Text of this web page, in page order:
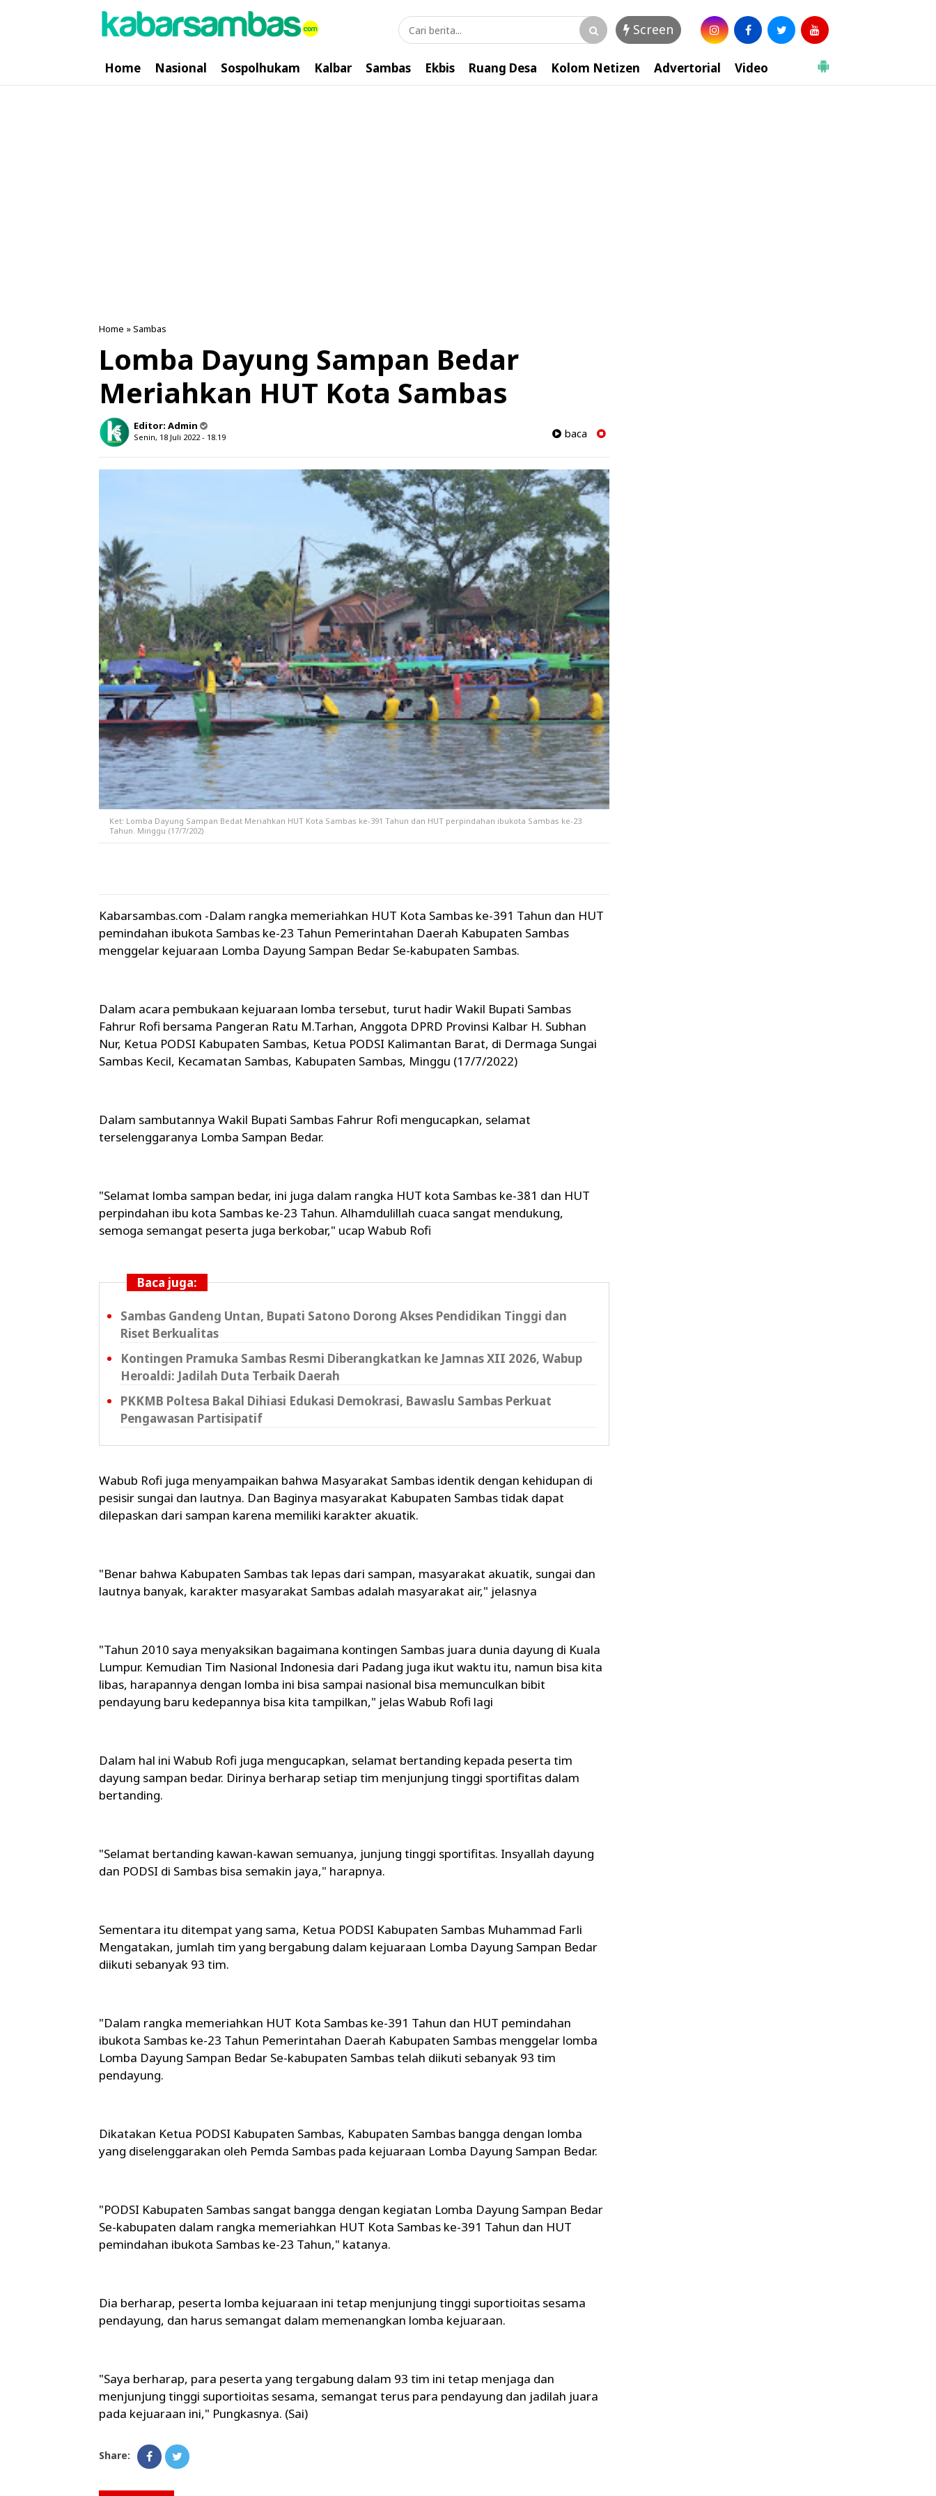
Screen
Home Nasional Sospolhukam Kalbar Sambas Ekbis Ruang Desa Kolom Netizen Advertorial Video
Home »Sambas
Lomba Dayung Sampan Bedar
Meriahkan HUT Kota Sambas
Editor: Admin
Senin, 18 Juli 2022 - 18.19 baca
Ket: Lomba Dayung Sampan Bedat Meriahkan HUT Kota Sambas ke-391 Tahun dan HUT perpindahan ibukota Sambas ke-23
Tahun. Minggu (17/7/202)
Kabarsambas.com -Dalam rangka memeriahkan HUT Kota Sambas ke-391 Tahun dan HUT
pemindahan ibukota Sambas ke-23 Tahun Pemerintahan Daerah Kabupaten Sambas
menggelar kejuaraan Lomba Dayung Sampan Bedar Se-kabupaten Sambas.
Dalam acara pembukaan kejuaraan lomba tersebut, turut hadir Wakil Bupati Sambas
Fahrur Rofi bersama Pangeran Ratu M.Tarhan, Anggota DPRD Provinsi Kalbar H. Subhan
Nur, Ketua PODSI Kabupaten Sambas, Ketua PODSI Kalimantan Barat, di Dermaga Sungai
Sambas Kecil, Kecamatan Sambas, Kabupaten Sambas, Minggu (17/7/2022)
Dalam sambutannya Wakil Bupati Sambas Fahrur Rofi mengucapkan, selamat
terselenggaranya Lomba Sampan Bedar.
"Selamat lomba sampan bedar, ini juga dalam rangka HUT kota Sambas ke-381 dan HUT
perpindahan ibu kota Sambas ke-23 Tahun. Alhamdulillah cuaca sangat mendukung,
semoga semangat peserta juga berkobar," ucap Wabub Rofi
Baca juga:
Sambas Gandeng Untan, Bupati Satono Dorong Akses Pendidikan Tinggi dan
Riset Berkualitas
Kontingen Pramuka Sambas Resmi Diberangkatkan ke Jamnas XII 2026, Wabup
Heroaldi: Jadilah Duta Terbaik Daerah
PKKMB Poltesa Bakal Dihiasi Edukasi Demokrasi, Bawaslu Sambas Perkuat
Pengawasan Partisipatif
Wabub Rofi juga menyampaikan bahwa Masyarakat Sambas identik dengan kehidupan di
pesisir sungai dan lautnya. Dan Baginya masyarakat Kabupaten Sambas tidak dapat
dilepaskan dari sampan karena memiliki karakter akuatik.
"Benar bahwa Kabupaten Sambas tak lepas dari sampan, masyarakat akuatik, sungai dan
lautnya banyak, karakter masyarakat Sambas adalah masyarakat air," jelasnya
"Tahun 2010 saya menyaksikan bagaimana kontingen Sambas juara dunia dayung di Kuala
Lumpur. Kemudian Tim Nasional Indonesia dari Padang juga ikut waktu itu, namun bisa kita
libas, harapannya dengan lomba ini bisa sampai nasional bisa memunculkan bibit
pendayung baru kedepannya bisa kita tampilkan," jelas Wabub Rofi lagi
Dalam hal ini Wabub Rofi juga mengucapkan, selamat bertanding kepada peserta tim
dayung sampan bedar. Dirinya berharap setiap tim menjunjung tinggi sportifitas dalam
bertanding.
"Selamat bertanding kawan-kawan semuanya, junjung tinggi sportifitas. Insyallah dayung
dan PODSI di Sambas bisa semakin jaya," harapnya.
Sementara itu ditempat yang sama, Ketua PODSI Kabupaten Sambas Muhammad Farli
Mengatakan, jumlah tim yang bergabung dalam kejuaraan Lomba Dayung Sampan Bedar
diikuti sebanyak 93 tim.
"Dalam rangka memeriahkan HUT Kota Sambas ke-391 Tahun dan HUT pemindahan
ibukota Sambas ke-23 Tahun Pemerintahan Daerah Kabupaten Sambas menggelar lomba
Lomba Dayung Sampan Bedar Se-kabupaten Sambas telah diikuti sebanyak 93 tim
pendayung.
Dikatakan Ketua PODSI Kabupaten Sambas, Kabupaten Sambas bangga dengan lomba
yang diselenggarakan oleh Pemda Sambas pada kejuaraan Lomba Dayung Sampan Bedar.
"PODSI Kabupaten Sambas sangat bangga dengan kegiatan Lomba Dayung Sampan Bedar
Se-kabupaten dalam rangka memeriahkan HUT Kota Sambas ke-391 Tahun dan HUT
pemindahan ibukota Sambas ke-23 Tahun," katanya.
Dia berharap, peserta lomba kejuaraan ini tetap menjunjung tinggi suportioitas sesama
pendayung, dan harus semangat dalam memenangkan lomba kejuaraan.
"Saya berharap, para peserta yang tergabung dalam 93 tim ini tetap menjaga dan
menjunjung tinggi suportioitas sesama, semangat terus para pendayung dan jadilah juara
pada kejuaraan ini," Pungkasnya. (Sai)
Share: